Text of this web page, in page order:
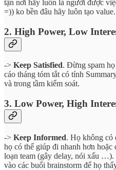
tận nơi hãy luôn là người được
=)) ko bền đâu hãy luôn tạo value.
2. High Power, Low
-> Keep Satisfied. Đừng spam
cáo tháng tóm tắt có tính
và trong tầm kiểm soát.
3. Low Power, High
-> Keep Informed. Họ không có
họ có thể giúp đi nhanh hơn hoặc
loạn team (gây delay, nói xấu
vào các buổi brainstorm để họ